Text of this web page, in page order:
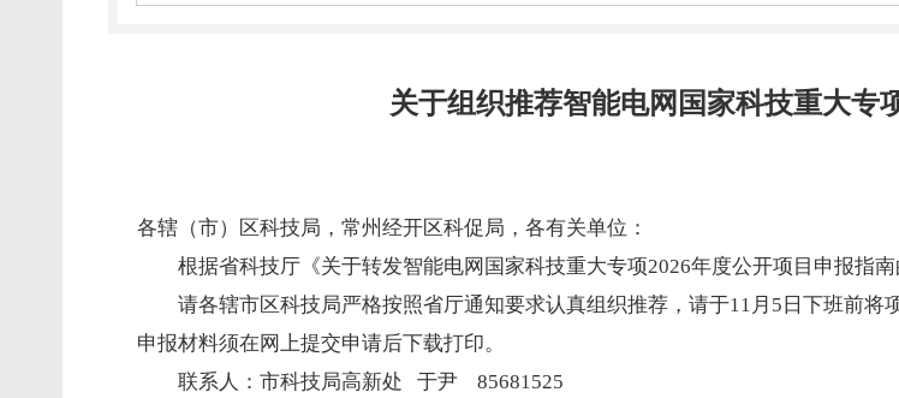
关于组织推荐智能电网国家科技重大专
各辖（市）区科技局，常州经开区科促局，各有关单位：
根据省科技厅《关于转发智能电网国家科技重大专项2026年度公开项目申报指
请各辖市区科技局严格按照省厅通知要求认真组织推荐，请于11月5日下班前
申报材料须在网上提交申请后下载打印。
联系人：市科技局高新处 于尹 85681525